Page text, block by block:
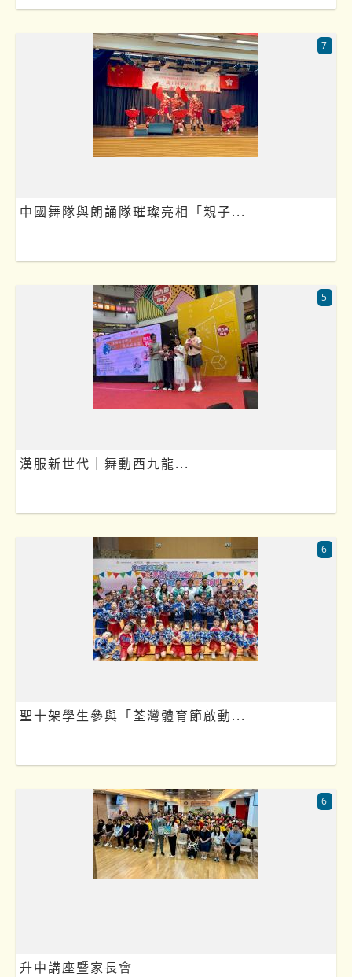
中國舞隊與朗誦隊璀璨亮相「親子...
7
漢服新世代｜舞動西九龍...
5
聖十架學生參與「荃灣體育節啟動...
6
升中講座暨家長會
6